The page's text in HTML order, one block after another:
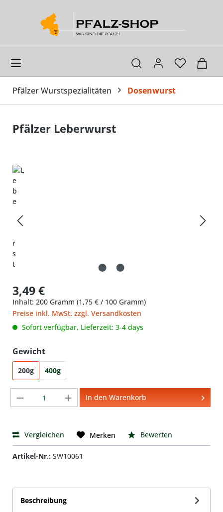
Pfälzer Wurstspezialitäten Dosenwurst
Pfälzer Leberwurst
Bildergalerie überspringen
3,49 €
Inhalt: 200 Gramm (1,75 € / 100 Gramm)
Preise inkl. MwSt. zzgl. Versandkosten
Sofort verfügbar, Lieferzeit: 3-4 days
Gewichtauswählen
200g 400g
Produkt Anzahl: Gib den
In den Warenkorb
Vergleichen Merken Bewerten
Artikel-Nr.: SW10061
Beschreibung